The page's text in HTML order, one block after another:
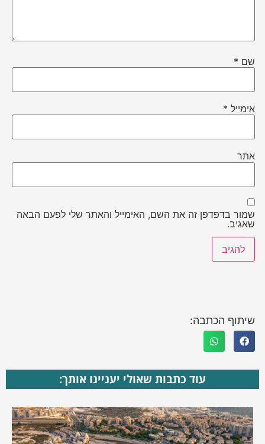
שם *
אימייל *
אתר
שמור בדפדפן זה את השם, האימייל והאתר שלי לפעם הבאה
שאגיב.
שיתוף הכתבה:
עוד כתבות שאולי יעניינו אותך: